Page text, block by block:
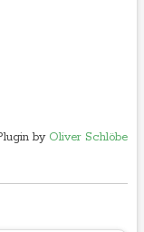
by Oliver Schlöbe